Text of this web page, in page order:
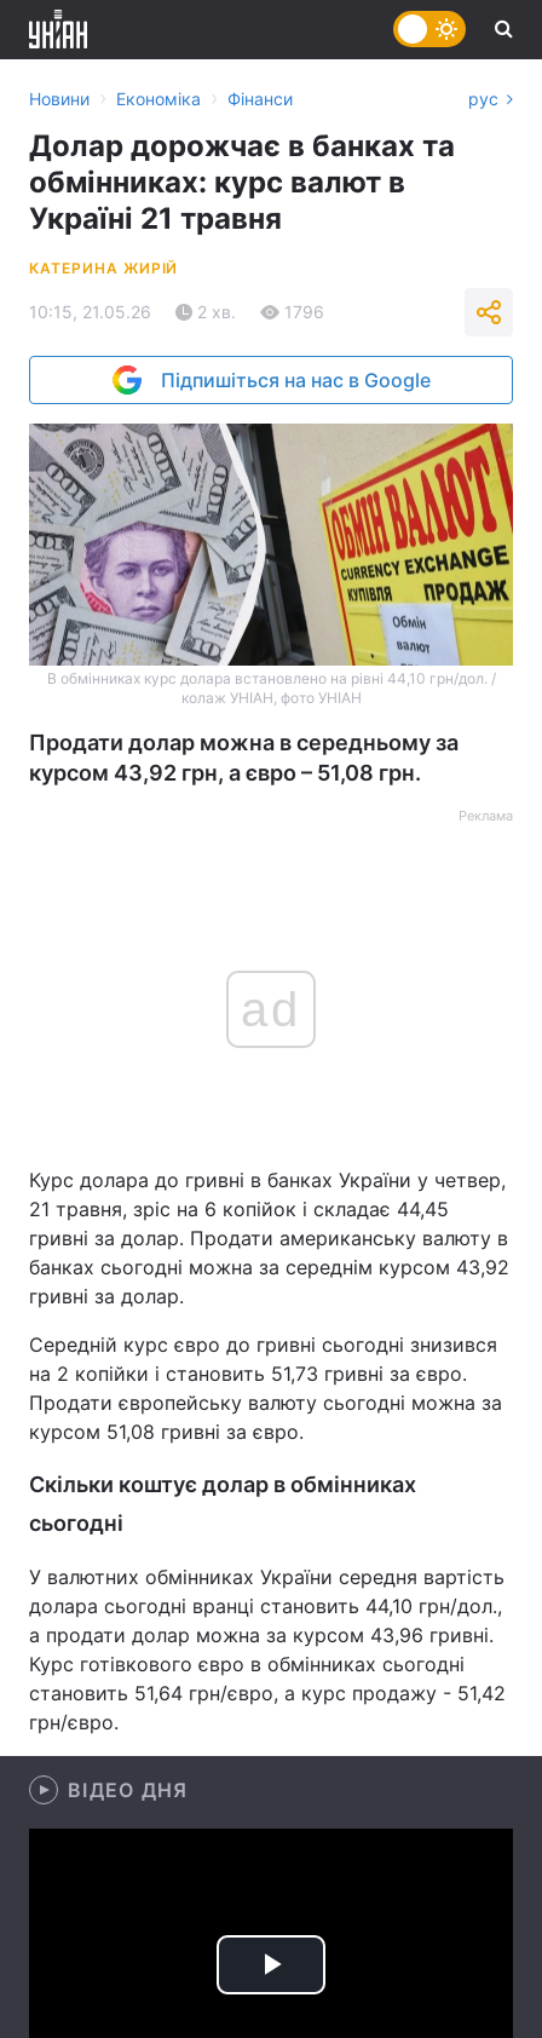
Головна Війна
Україна Політика
Економіка
Спорт Наука
Техно і зв'язок Лайт
Екологія Регіони
Лонгріди
Відео з Youtube
Інтерв'ю
Новини › Економіка › Фінанси рус
Долар дорожчає в банках та
обмінниках: курс валют в
Україні 21 травня
КАТЕРИНА ЖИРІЙ
10:15, 21.05.26 2 хв. 1796
Підпишіться на нас в Google
В обмінниках курс долара встановлено на рівні 44,10 грн/дол. /
колаж УНІАН, фото УНІАН
Продати долар можна в середньому за
курсом 43,92 грн, а євро – 51,08 грн.
Реклама
ad
Курс долара до гривні в банках України у четвер,
21 травня, зріс на 6 копійок і складає 44,45
гривні за долар. Продати американську валюту в
банках сьогодні можна за середнім курсом 43,92
гривні за долар.
Середній курс євро до гривні сьогодні знизився
на 2 копійки і становить 51,73 гривні за євро.
Продати європейську валюту сьогодні можна за
курсом 51,08 гривні за євро.
Скільки коштує долар в обмінниках
сьогодні
У валютних обмінниках України середня вартість
долара сьогодні вранці становить 44,10 грн/дол.,
а продати долар можна за курсом 43,96 гривні.
Курс готівкового євро в обмінниках сьогодні
становить 51,64 грн/євро, а курс продажу - 51,42
грн/євро.
ВІДЕО ДНЯ
Play